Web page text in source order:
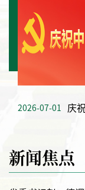
2026-07-01
新闻焦点